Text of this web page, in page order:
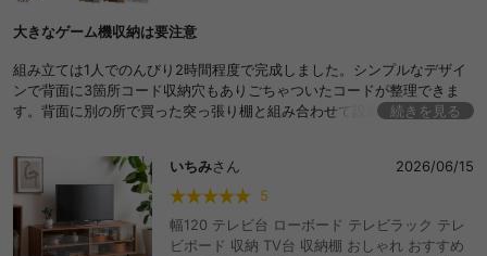
おすすめ 安い
大きなゲーム機収納は要注意
組み立ては1人でのんびり2時間程度で完成しました。シンプルなデザイ
ンで背面に3箇所コード収納穴もありごちゃついたコードが整理できま
す。背面に別の所で買った突っ張り棚と組み合わせて設置してます。
奥行きが必要なのを考慮できておらず失敗したなと思いました。
続きを見る
いちみさん
2026/06/15
5
幅120 テレビ台 ローボード テレビラック テレ
ビボード 収納 TV台 収納棚 おしゃれ おすすめ